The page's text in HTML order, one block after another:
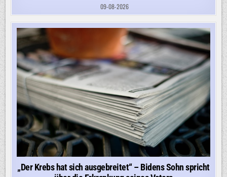
09-08-2026
„Der Krebs hat sich ausgebreitet“ – Bidens Sohn spricht